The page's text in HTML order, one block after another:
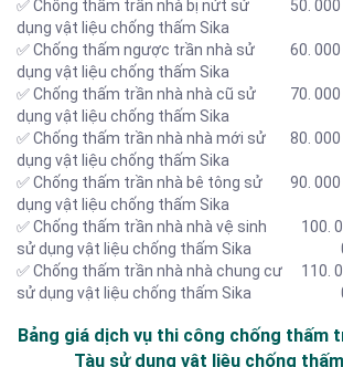
✅ Chống thấm trần nhà bị nứt sử
dụng vật liệu chống thấm Sika
50.
✅ Chống thấm ngược trần nhà sử
dụng vật liệu chống thấm Sika
60.
✅ Chống thấm trần nhà nhà cũ sử
dụng vật liệu chống thấm Sika
70.
✅ Chống thấm trần nhà nhà mới sử
dụng vật liệu chống thấm Sika
80.
✅ Chống thấm trần nhà bê tông sử
dụng vật liệu chống thấm Sika
90.
✅ Chống thấm trần nhà nhà vệ sinh
sử dụng vật liệu chống thấm Sika
100.
✅ Chống thấm trần nhà nhà chung cư
sử dụng vật liệu chống thấm Sika
110.
Bảng giá dịch vụ thi công chống thấm
Tàu sử dụng vật liệu chống